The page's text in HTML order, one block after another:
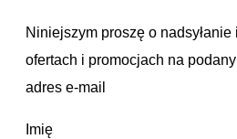
Niniejszym proszę o
ofertach i promocjach na
adres e-mail
Imię